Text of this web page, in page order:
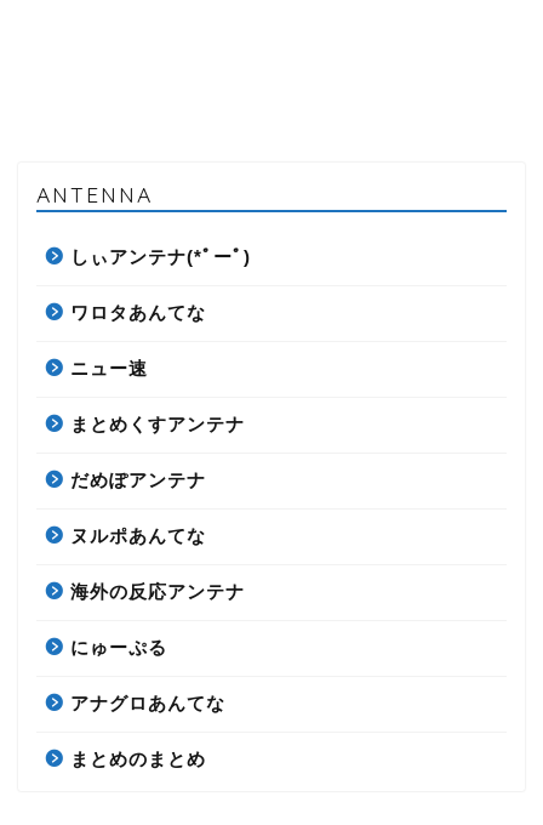
ANTENNA
しぃアンテナ(*ﾟーﾟ)
ワロタあんてな
ニュー速
まとめくすアンテナ
だめぽアンテナ
ヌルポあんてな
海外の反応アンテナ
にゅーぷる
アナグロあんてな
まとめのまとめ